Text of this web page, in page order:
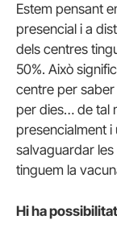
Estem pensant
presencial i a
dels centres
50%. Això
centre per
per dies… de tal
presencialment i
salvaguardar
tinguem la
Hi ha